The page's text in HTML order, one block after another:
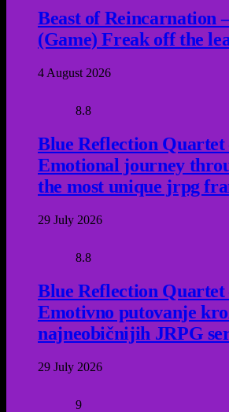
Beast of Reincarnation
(Game) Freak off the
4 August 2026
8.8
Blue Reflection Quartet
Emotional journey
the most unique jrpg
29 July 2026
8.8
Blue Reflection Quartet
Emotivno putovanje
najneobičnijih JRPG
29 July 2026
9